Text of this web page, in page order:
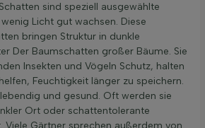
sind speziell ausgewählte
Licht gut wachsen. Diese
bringen Struktur in dunkle
Der Baumschatten großer Bäume. Sie
Insekten und Vögeln Schutz, halten
Feuchtigkeit länger zu speichern.
und gesund. Oft werden sie
Ort oder schattentolerante